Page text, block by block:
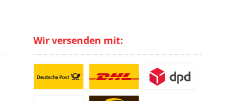
Wir versenden mit: